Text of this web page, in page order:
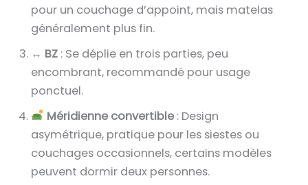
pour un couchage d’appoint, mais matelas
généralement plus fin.
↔️ BZ : Se déplie en trois parties, peu
encombrant, recommandé pour usage
ponctuel.
Méridienne convertible: Design
asymétrique, pratique pour les siestes ou
couchages occasionnels, certains modèles
peuvent dormir deux personnes.